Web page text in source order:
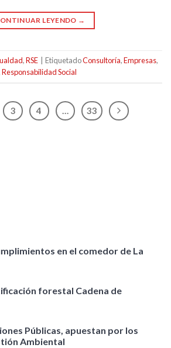
LEYENDO →
,RSE EtiquetadoConsultoría,Empresas,
Responsabilidad Social
3 4 33
en el comedor de La
forestal Cadena de
Públicas, apuestan por los
Ambiental